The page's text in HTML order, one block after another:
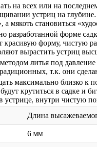
на всех или на
устриц на
а мякоть становиться
разработанной форме
красивую форму, чистую
вырастить устриц
литья под
т.к. они
максимально близко к
крутиться в садке и
устрице, внутри чистую
Длина
6 мм